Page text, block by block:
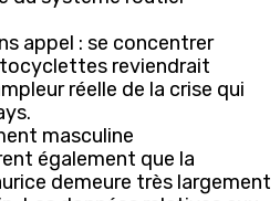
appel : se concentrer
reviendrait
réelle de la crise qui
masculine
également que la
demeure très largement